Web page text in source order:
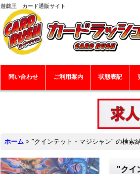
遊戯王 カード通販サイト
問い合わせ ご利用案内 状態表記
ホーム > "クインテット・マジシャン" の検索
"クイ